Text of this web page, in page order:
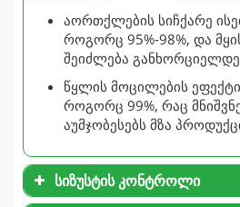
აორთქლების სიჩქარე
როგორც 95%-98%, და
შეიძლება
წყლის მოცილების
როგორც 99%, რაც
აუმჯობესებს მზა
სიზუსტის კონტროლი